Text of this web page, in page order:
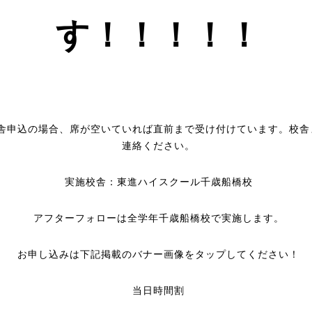
す！！！！！
申込の場合、席が空いていれば直前まで受け付けています。校舎
連絡ください。
実施校舎：東進ハイスクール千歳船橋校
アフターフォローは全学年千歳船橋校で実施します。
お申し込みは下記掲載のバナー画像をタップしてください！
当日時間割